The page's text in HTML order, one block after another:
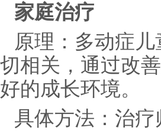
家庭治疗
原理：多动症
切相关，通过改
好的成长环境。
具体方法：治